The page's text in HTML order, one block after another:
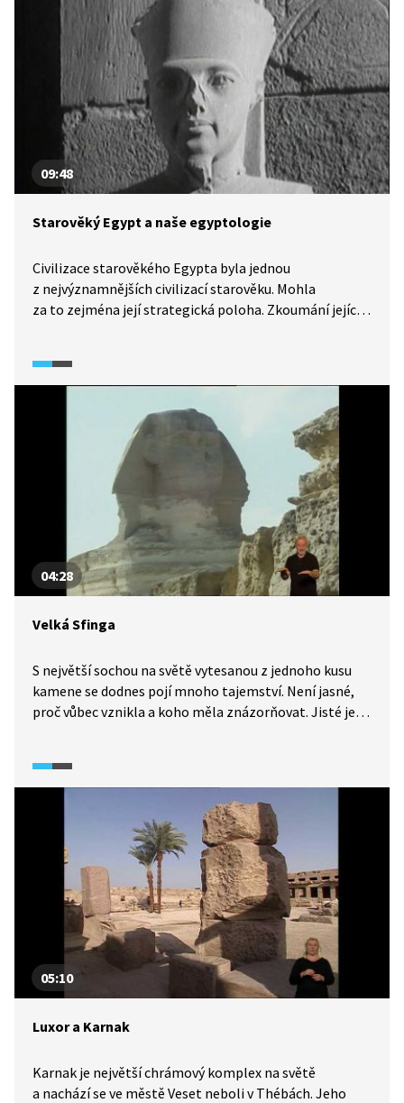
09:48
Starověký Egypt a naše egyptologie
Civilizace starověkého Egypta byla jednou
z nejvýznamnějších civilizací starověku. Mohla
za to zejména její strategická poloha. Zkoumání jejích
sto lety. Od té doby objevili českoslovenští a čeští
archeologové celou řadu významných egyptských
památek, což zájem o egyptologii jen zvedlo.
04:28
Velká Sfinga
S největší sochou na světě vytesanou z jednoho kusu
kamene se dodnes pojí mnoho tajemství. Není jasné,
proč vůbec vznikla a koho měla znázorňovat. Jisté je,
nechal zhotovit nejspíš Rachef. Vlivem času a klimatu
není v dobrém technickém stavu a na její záchranu se
investují miliony dolarů. I tak půjde o složitý proces.
05:10
Luxor a Karnak
Karnak je největší chrámový komplex na světě
a nachází se ve městě Veset neboli v Thébách. Jeho